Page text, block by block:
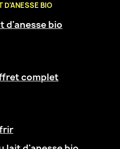
D'ANESSE BIO
d'anesse bio
complet